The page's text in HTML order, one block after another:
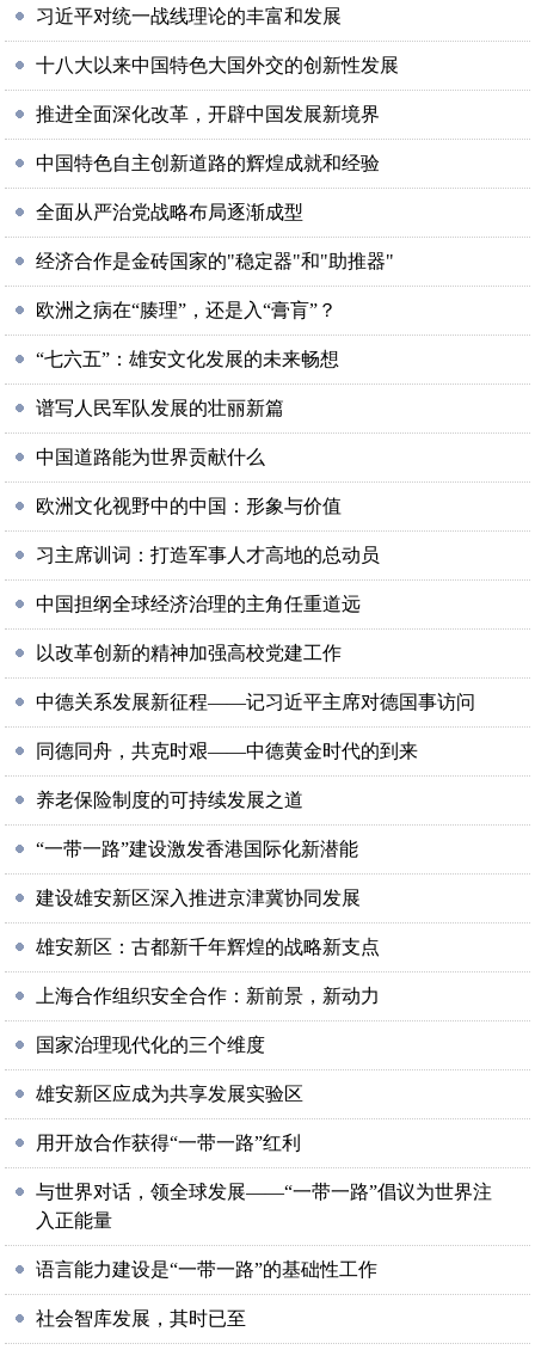
习近平对统一战线理论的丰富和发展
十八大以来中国特色大国外交的创新性发展
推进全面深化改革，开辟中国发展新境界
中国特色自主创新道路的辉煌成就和经验
全面从严治党战略布局逐渐成型
经济合作是金砖国家的"稳定器"和"助推器"
欧洲之病在“腠理”，还是入“膏肓”？
“七六五”：雄安文化发展的未来畅想
谱写人民军队发展的壮丽新篇
中国道路能为世界贡献什么
欧洲文化视野中的中国：形象与价值
习主席训词：打造军事人才高地的总动员
中国担纲全球经济治理的主角任重道远
以改革创新的精神加强高校党建工作
中德关系发展新征程——记习近平主席对德国事访问
同德同舟，共克时艰——中德黄金时代的到来
养老保险制度的可持续发展之道
“一带一路”建设激发香港国际化新潜能
建设雄安新区深入推进京津冀协同发展
雄安新区：古都新千年辉煌的战略新支点
上海合作组织安全合作：新前景，新动力
国家治理现代化的三个维度
雄安新区应成为共享发展实验区
用开放合作获得“一带一路”红利
与世界对话，领全球发展——“一带一路”倡议为世界注
入正能量
语言能力建设是“一带一路”的基础性工作
社会智库发展，其时已至